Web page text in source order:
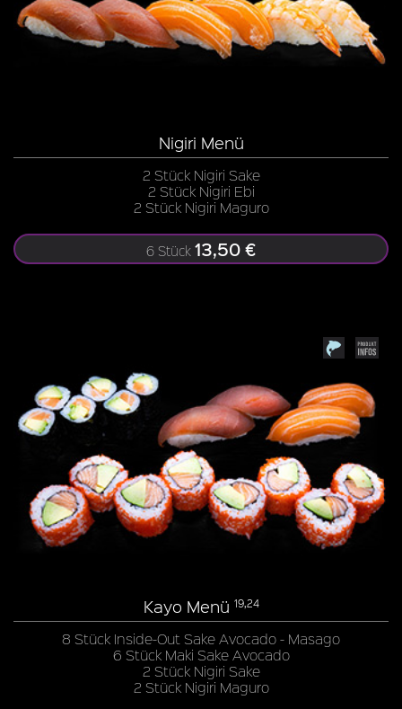
Nigiri Menü
2 Stück Nigiri Sake
2 Stück Nigiri Ebi
2 Stück Nigiri Maguro
6 Stück 13,50 €
Kayo Menü 19,24
8 Stück Inside-Out Sake Avocado - Masago
6 Stück Maki Sake Avocado
2 Stück Nigiri Sake
2 Stück Nigiri Maguro